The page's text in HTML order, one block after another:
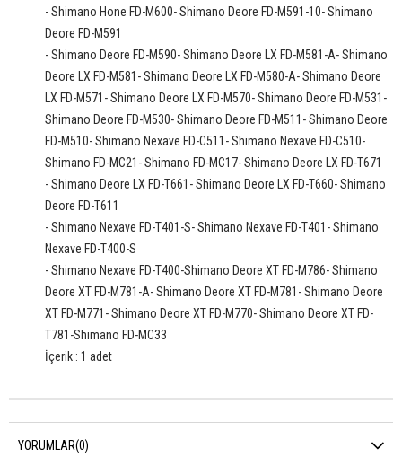
- Shimano Hone FD-M600- Shimano Deore FD-M591-10- Shimano
Deore FD-M591
- Shimano Deore FD-M590- Shimano Deore LX FD-M581-A- Shimano
Deore LX FD-M581- Shimano Deore LX FD-M580-A- Shimano Deore
LX FD-M571- Shimano Deore LX FD-M570- Shimano Deore FD-M531-
Shimano Deore FD-M530- Shimano Deore FD-M511- Shimano Deore
FD-M510- Shimano Nexave FD-C511- Shimano Nexave FD-C510-
Shimano FD-MC21- Shimano FD-MC17- Shimano Deore LX FD-T671
- Shimano Deore LX FD-T661- Shimano Deore LX FD-T660- Shimano
Deore FD-T611
- Shimano Nexave FD-T401-S- Shimano Nexave FD-T401- Shimano
Nexave FD-T400-S
- Shimano Nexave FD-T400-Shimano Deore XT FD-M786- Shimano
Deore XT FD-M781-A- Shimano Deore XT FD-M781- Shimano Deore
XT FD-M771- Shimano Deore XT FD-M770- Shimano Deore XT FD-
T781-Shimano FD-MC33
İçerik : 1 adet
YORUMLAR(0)